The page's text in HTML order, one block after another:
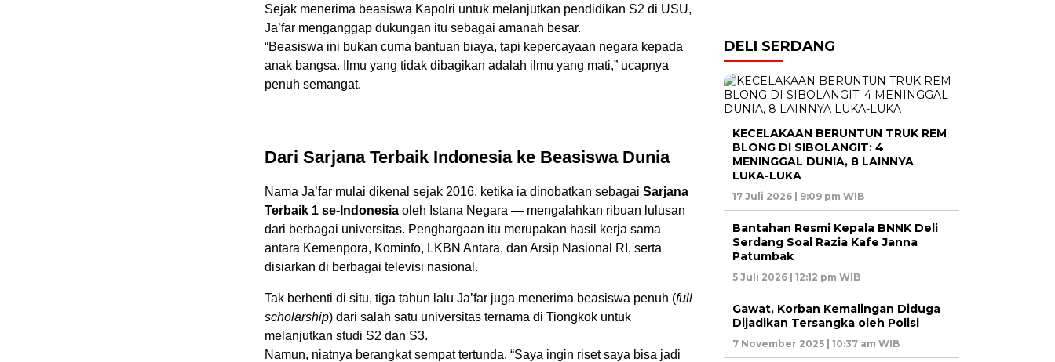
Sejak menerima beasiswa Kapolri untuk melanjutkan pendidikan S2 di USU,
Ja’far menganggap dukungan itu sebagai amanah besar.
“Beasiswa ini bukan cuma bantuan biaya, tapi kepercayaan negara kepada
anak bangsa. Ilmu yang tidak dibagikan adalah ilmu yang mati,” ucapnya
penuh semangat.
Dari Sarjana Terbaik Indonesia ke Beasiswa Dunia
Nama Ja’far mulai dikenal sejak 2016, ketika ia dinobatkan sebagai Sarjana
Terbaik 1 se-Indonesia oleh Istana Negara — mengalahkan ribuan lulusan
dari berbagai universitas. Penghargaan itu merupakan hasil kerja sama
antara Kemenpora, Kominfo, LKBN Antara, dan Arsip Nasional RI, serta
disiarkan di berbagai televisi nasional.
Tak berhenti di situ, tiga tahun lalu Ja’far juga menerima beasiswa penuh (full
scholarship) dari salah satu universitas ternama di Tiongkok untuk
melanjutkan studi S2 dan S3.
Namun, niatnya berangkat sempat tertunda. “Saya ingin riset saya bisa jadi
DELI SERDANG
KECELAKAAN BERUNTUN TRUK REM
BLONG DI SIBOLANGIT: 4
MENINGGAL DUNIA, 8 LAINNYA
LUKA-LUKA
17 Juli 2026 | 9:09 pm WIB
Bantahan Resmi Kepala BNNK Deli
Serdang Soal Razia Kafe Janna
Patumbak
5 Juli 2026 | 12:12 pm WIB
Gawat, Korban Kemalingan Diduga
Dijadikan Tersangka oleh Polisi
7 November 2025 | 10:37 am WIB